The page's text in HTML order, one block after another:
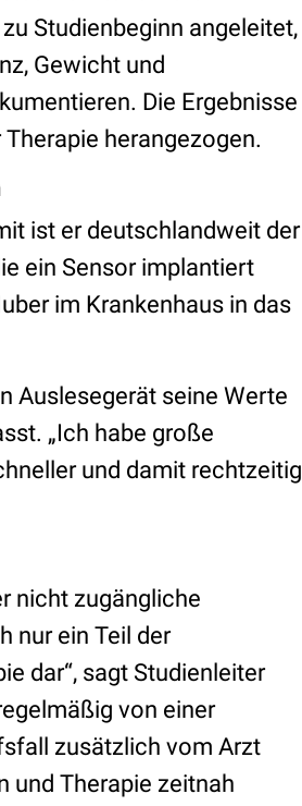
Studienbeginn angeleitet,
Gewicht und
Die Ergebnisse
herangezogen.
ist er deutschlandweit der
ein Sensor implantiert
im Krankenhaus in das
Auslesegerät seine Werte
„Ich habe große
und damit rechtzeitig
nicht zugängliche
nur ein Teil der
dar“, sagt Studienleiter
von einer
zusätzlich vom Arzt
und Therapie zeitnah